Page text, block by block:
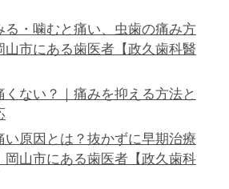
る・噛むと痛い、虫歯の痛み方
山市にある歯医者【政久歯科醫
ない？｜痛みを抑える方法と
い原因とは？抜かずに早期治療
岡山市にある歯医者【政久歯科